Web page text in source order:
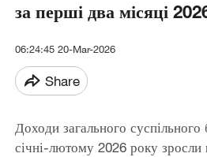
за перші два місяці
06:24:45 20-Mar-2026
Share
Доходи загального
січні-лютому 2026 року